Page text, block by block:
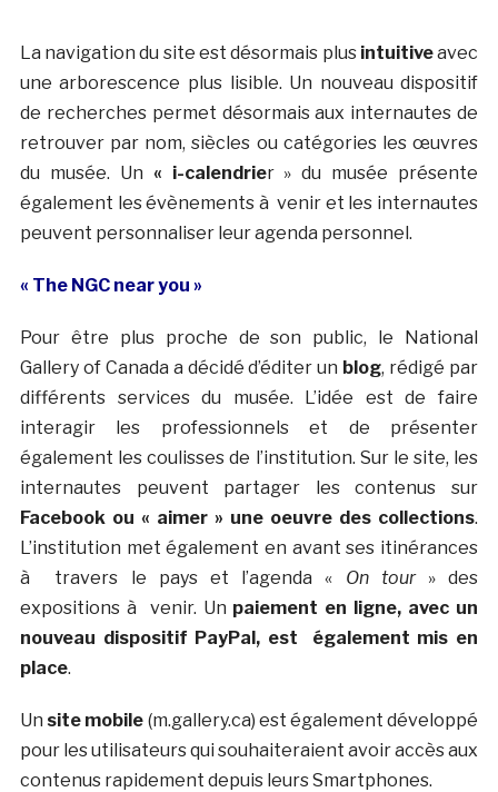
La navigation du site est désormais plus intuitiveavec
une arborescence plus lisible. Un nouveau dispositif
de recherches permet désormais aux internautes de
retrouver par nom, siècles ou catégories les œuvres
du musée. Un « i-calendrier » du musée présente
également les évènements à venir et les internautes
peuvent personnaliser leur agenda personnel.
« The NGC near you »
Pour être plus proche de son public, le National
Gallery of Canada a décidé d’éditer un blog, rédigé par
différents services du musée. L’idée est de faire
interagir les professionnels et de présenter
également les coulisses de l’institution. Sur le site, les
internautes peuvent partager les contenus sur
Facebook ou « aimer » une oeuvre des collections.
L’institution met également en avant ses itinérances
à travers le pays et l’agenda « On tour» des
expositions à venir. Un paiement en ligne, avec un
nouveau dispositif PayPal, est également mis en
place.
Un site mobile (m.gallery.ca) est également développé
pour les utilisateurs qui souhaiteraient avoir accès aux
contenus rapidement depuis leurs Smartphones.